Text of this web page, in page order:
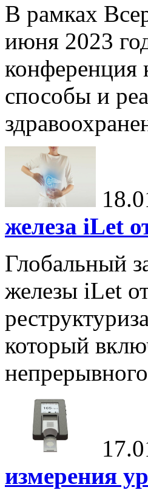
В рамках
июня 2023
способы и
железа iLet
Глобальный
железы iLet
который
измерения